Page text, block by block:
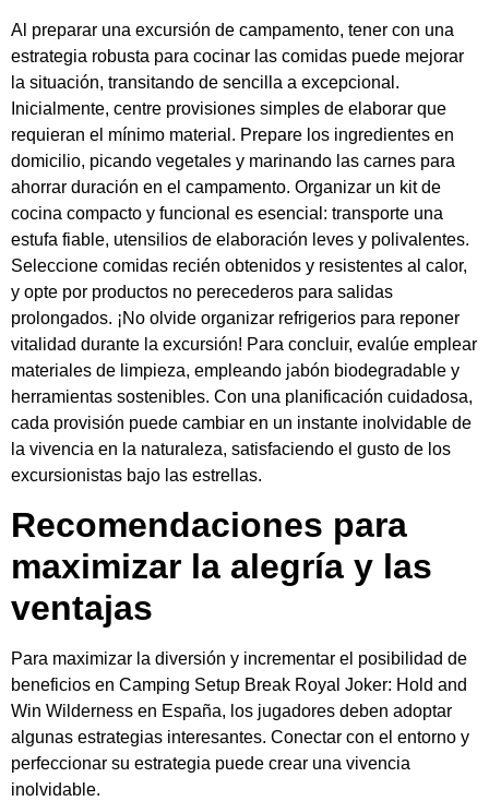
Al preparar una excursión de campamento, tener con una
estrategia robusta para cocinar las comidas puede mejorar
la situación, transitando de sencilla a excepcional.
Inicialmente, centre provisiones simples de elaborar que
requieran el mínimo material. Prepare los ingredientes en
domicilio, picando vegetales y marinando las carnes para
ahorrar duración en el campamento. Organizar un kit de
cocina compacto y funcional es esencial: transporte una
estufa fiable, utensilios de elaboración leves y polivalentes.
Seleccione comidas recién obtenidos y resistentes al calor,
y opte por productos no perecederos para salidas
prolongados. ¡No olvide organizar refrigerios para reponer
vitalidad durante la excursión! Para concluir, evalúe emplear
materiales de limpieza, empleando jabón biodegradable y
herramientas sostenibles. Con una planificación cuidadosa,
cada provisión puede cambiar en un instante inolvidable de
la vivencia en la naturaleza, satisfaciendo el gusto de los
excursionistas bajo las estrellas.
Recomendaciones para
maximizar la alegría y las
ventajas
Para maximizar la diversión y incrementar el posibilidad de
beneficios en Camping Setup Break Royal Joker: Hold and
Win Wilderness en España, los jugadores deben adoptar
algunas estrategias interesantes. Conectar con el entorno y
perfeccionar su estrategia puede crear una vivencia
inolvidable.